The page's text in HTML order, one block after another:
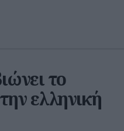
το
ελληνική